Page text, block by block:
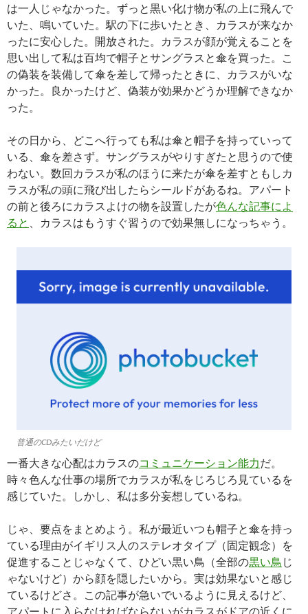
は一人じゃなかった。ずっと黒い化け物が私の上に飛んで
いた、鳴いていた。駅の下に歩いたとき、カラスが来なか
ったに安心した。開放された。カラスが顔が覚えることを
思い出して私は百均で帽子とサングラスと傘を買った。こ
の偽装を装備して傘を差して帰ったときに、カラスがいな
かった。良かったけど、偽装が効果かどうか理解できなか
った。
その日から、どこへ行っても私は傘と帽子を持っていって
いる、傘を差さず。サングラスがやりすぎたと思うので使
わない。数回カラスが私のほうに来たが傘を差すともしカ
ラスが私の頭に飛び出したらシールドがあるね。アパート
の前と後ろにカラスよけの物を設置したが色んな記事によ
ると
、カラスはもうすぐ習うので効果無しになっちゃう。
普通のCDみたいだけど
一番大きな心配はカラスのコミュニケーション能力だ。
時々色んな仕事の場所でカラスが私をじろじろ見ているを
感じていた。しかし、私は多分妄想しているね。
じゃ、要点をまとめよう。私が最近いつも帽子と傘を持っ
ている理由がイギリス人のステレオタイプ（固定観念）を
促進することじゃなくて、ひどい黒い鳥（全部の黒い鳥 じ
ゃないけど）から顔を隠したいから。実は効果ないと感じ
ているけどさ。この記事が急いでいるように見えるけど、
アパートに入らなければならないがカラスがドアの近くに